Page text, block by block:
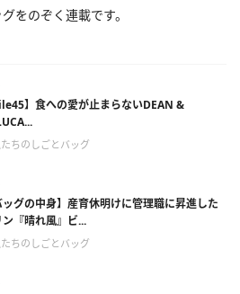
をのぞく連載です。
】食への愛が止まらないDEAN &
ちのしごとバッグ
ッグの中身】産育休明けに管理職に昇進した
ン『晴れ風』ビ...
ちのしごとバッグ